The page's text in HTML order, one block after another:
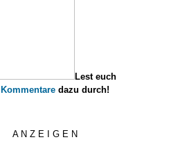
Lest euch
Kommentaredazu durch!
A N Z E I G E N